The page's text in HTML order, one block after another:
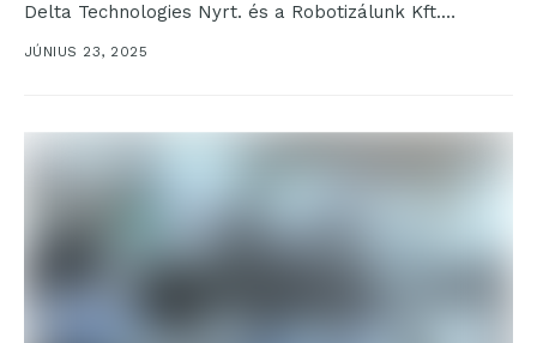
Delta Technologies Nyrt. és a Robotizálunk Kft.
tulajdonosai. Az akvizíció növekedési lehetőséget
JÚNIUS 23, 2025